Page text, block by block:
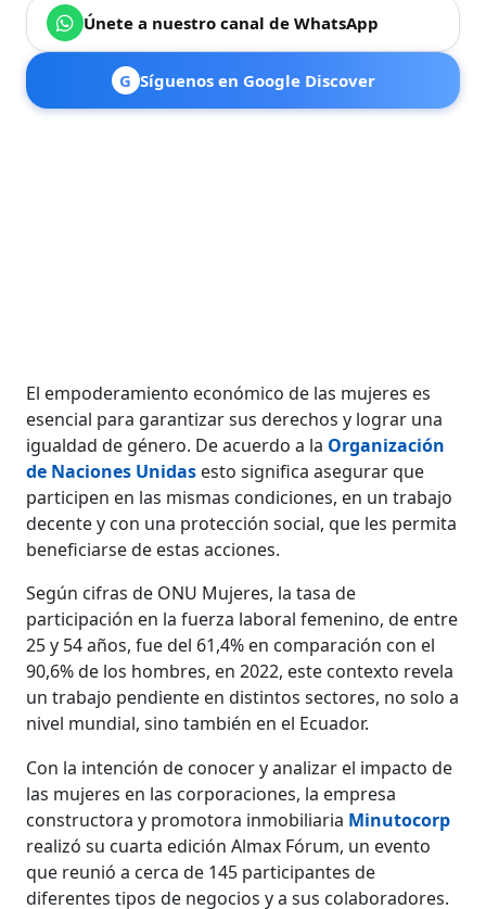
Únete a nuestro canal de WhatsApp
G Síguenos en Google Discover
El empoderamiento económico de las mujeres es
esencial para garantizar sus derechos y lograr una
igualdad de género. De acuerdo a la Organización
de Naciones Unidas esto significa asegurar que
participen en las mismas condiciones, en un trabajo
decente y con una protección social, que les permita
beneficiarse de estas acciones.
Según cifras de ONU Mujeres, la tasa de
participación en la fuerza laboral femenino, de entre
25 y 54 años, fue del 61,4% en comparación con el
90,6% de los hombres, en 2022, este contexto revela
un trabajo pendiente en distintos sectores, no solo a
nivel mundial, sino también en el Ecuador.
Con la intención de conocer y analizar el impacto de
las mujeres en las corporaciones, la empresa
constructora y promotora inmobiliaria Minutocorp
realizó su cuarta edición Almax Fórum, un evento
que reunió a cerca de 145 participantes de
diferentes tipos de negocios y a sus colaboradores.